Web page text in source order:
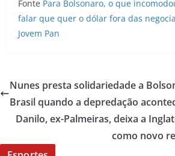
Fonte Para Bolsonaro, o que
falar que quer o dólar fora das
Jovem Pan
Nunes presta solidariedade a
Brasil quando a depredação
Danilo, ex-Palmeiras, deixa a
como novo